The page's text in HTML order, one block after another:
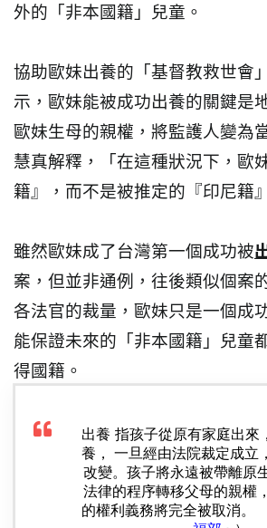
外的「非本國籍」兒童。
協助歐妹出養的「基督教救世會
示，歐妹能被成功出養的關鍵是
歐妹生母的親權，將監護人變為
慧真解釋，「在這種狀況下，歐
籍』，而不是被推定的『印尼籍
雖然歐妹成了台灣第一個成功被
案，但並非通例，往後類似個案
各法官的裁量，歐妹只是一個成
能保證未來的「非本國籍」兒童
得國籍。
出養 指孩子從原有家庭出來
養， 一旦經由法院裁定成立
改變。孩子將永遠被帶離原
法律的程序轉移父母的親權
的權利義務將完全被取消。